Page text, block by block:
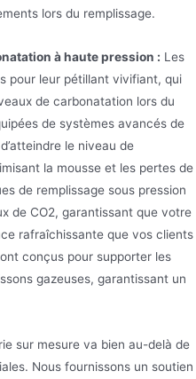
lors du remplissage.
à haute pression : Les
pour leur pétillant vivifiant, qui
de carbonatation lors du
de systèmes avancés de
le niveau de
la mousse et les pertes de
de remplissage sous pression
de CO2, garantissant que votre
rafraîchissante que vos clients
conçus pour supporter les
gazeuses, garantissant un
sur mesure va bien au-delà de
Nous fournissons un soutien